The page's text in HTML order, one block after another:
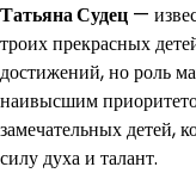
Татьяна Судец —
троих прекрасных
достижений, но роль
наивысшим
замечательных детей,
силу духа и талант.